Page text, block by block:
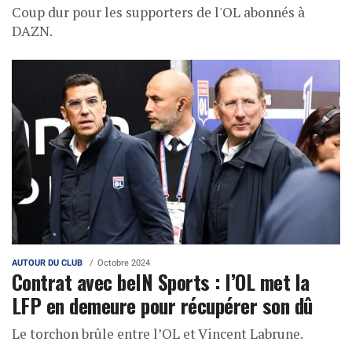
Coup dur pour les supporters de l'OL abonnés à
DAZN.
AUTOUR DU CLUB Octobre 2024
Contrat avec beIN Sports : l’OL met la
LFP en demeure pour récupérer son dû
Le torchon brûle entre l’OL et Vincent Labrune.